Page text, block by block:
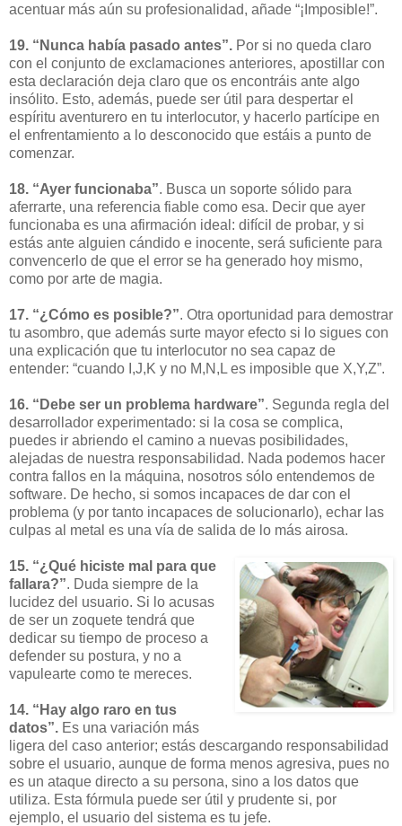
acentuar más aún su profesionalidad, añade “¡Imposible!”.
19. “Nunca había pasado antes”. Por si no queda claro
con el conjunto de exclamaciones anteriores, apostillar con
esta declaración deja claro que os encontráis ante algo
insólito. Esto, además, puede ser útil para despertar el
espíritu aventurero en tu interlocutor, y hacerlo partícipe en
el enfrentamiento a lo desconocido que estáis a punto de
comenzar.
18. “Ayer funcionaba”. Busca un soporte sólido para
aferrarte, una referencia fiable como esa. Decir que ayer
funcionaba es una afirmación ideal: difícil de probar, y si
estás ante alguien cándido e inocente, será suficiente para
convencerlo de que el error se ha generado hoy mismo,
como por arte de magia.
17. “¿Cómo es posible?”. Otra oportunidad para demostrar
tu asombro, que además surte mayor efecto si lo sigues con
una explicación que tu interlocutor no sea capaz de
entender: “cuando I,J,K y no M,N,L es imposible que X,Y,Z”.
16. “Debe ser un problema hardware”. Segunda regla del
desarrollador experimentado: si la cosa se complica,
puedes ir abriendo el camino a nuevas posibilidades,
alejadas de nuestra responsabilidad. Nada podemos hacer
contra fallos en la máquina, nosotros sólo entendemos de
software. De hecho, si somos incapaces de dar con el
problema (y por tanto incapaces de solucionarlo), echar las
culpas al metal es una vía de salida de lo más airosa.
15. “¿Qué hiciste mal para que
fallara?”. Duda siempre de la
lucidez del usuario. Si lo acusas
de ser un zoquete tendrá que
dedicar su tiempo de proceso a
defender su postura, y no a
vapulearte como te mereces.
14. “Hay algo raro en tus
datos”. Es una variación más
ligera del caso anterior; estás descargando responsabilidad
sobre el usuario, aunque de forma menos agresiva, pues no
es un ataque directo a su persona, sino a los datos que
utiliza. Esta fórmula puede ser útil y prudente si, por
ejemplo, el usuario del sistema es tu jefe.